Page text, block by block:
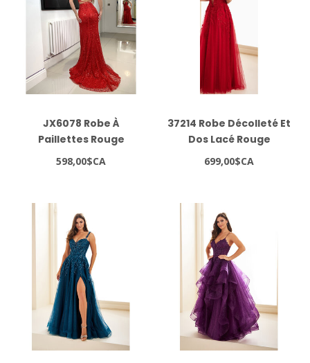
JX6078 Robe À
Paillettes Rouge
598,00$CA
37214 Robe Décolleté Et
Dos Lacé Rouge
699,00$CA